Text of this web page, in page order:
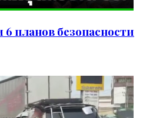
планов безопасности